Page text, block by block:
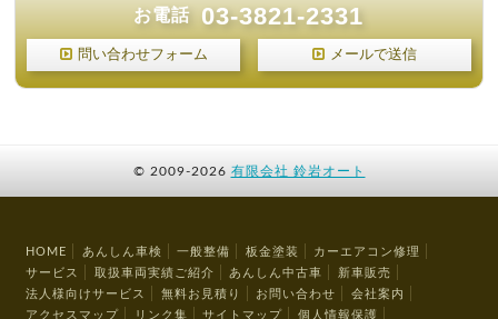
お電話 03-3821-2331
問い合わせフォーム メールで送信
© 2009-2026 有限会社 鈴岩オート
HOME あんしん車検 一般整備 板金塗装
カーエアコン修理
サービス
取扱車両実績ご紹介 あんしん中古車
新車販売
法人様向けサービス
無料お見積り お問い合わせ
会社案内
アクセスマップ
リンク集 サイトマップ 個人情報保護